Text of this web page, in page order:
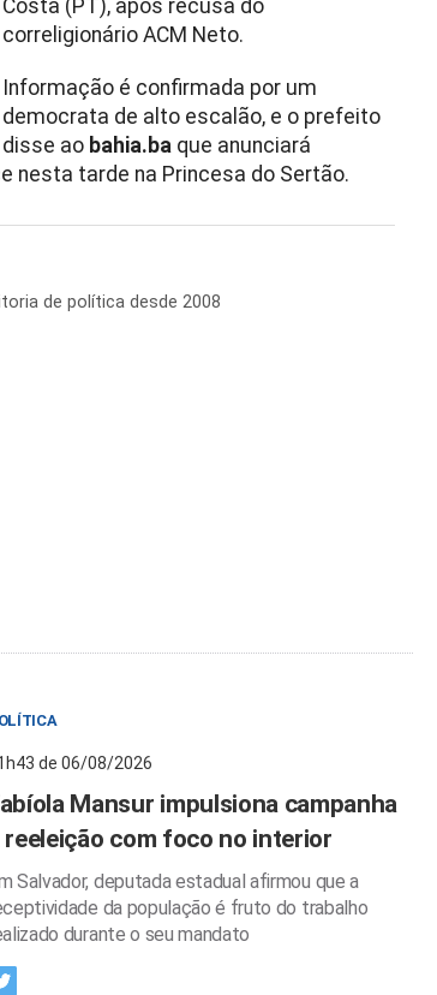
Costa (PT), após recusa do
correligionário ACM Neto.
Informação é confirmada por um
democrata de alto escalão, e o prefeito
disse ao bahia.baque anunciará
nesta tarde na Princesa do Sertão.
de política desde 2008
de 06/08/2026
Mansur impulsiona campanha
reeleição com foco no interior
Salvador, deputada estadual afirmou que a
da população é fruto do trabalho
durante o seu mandato